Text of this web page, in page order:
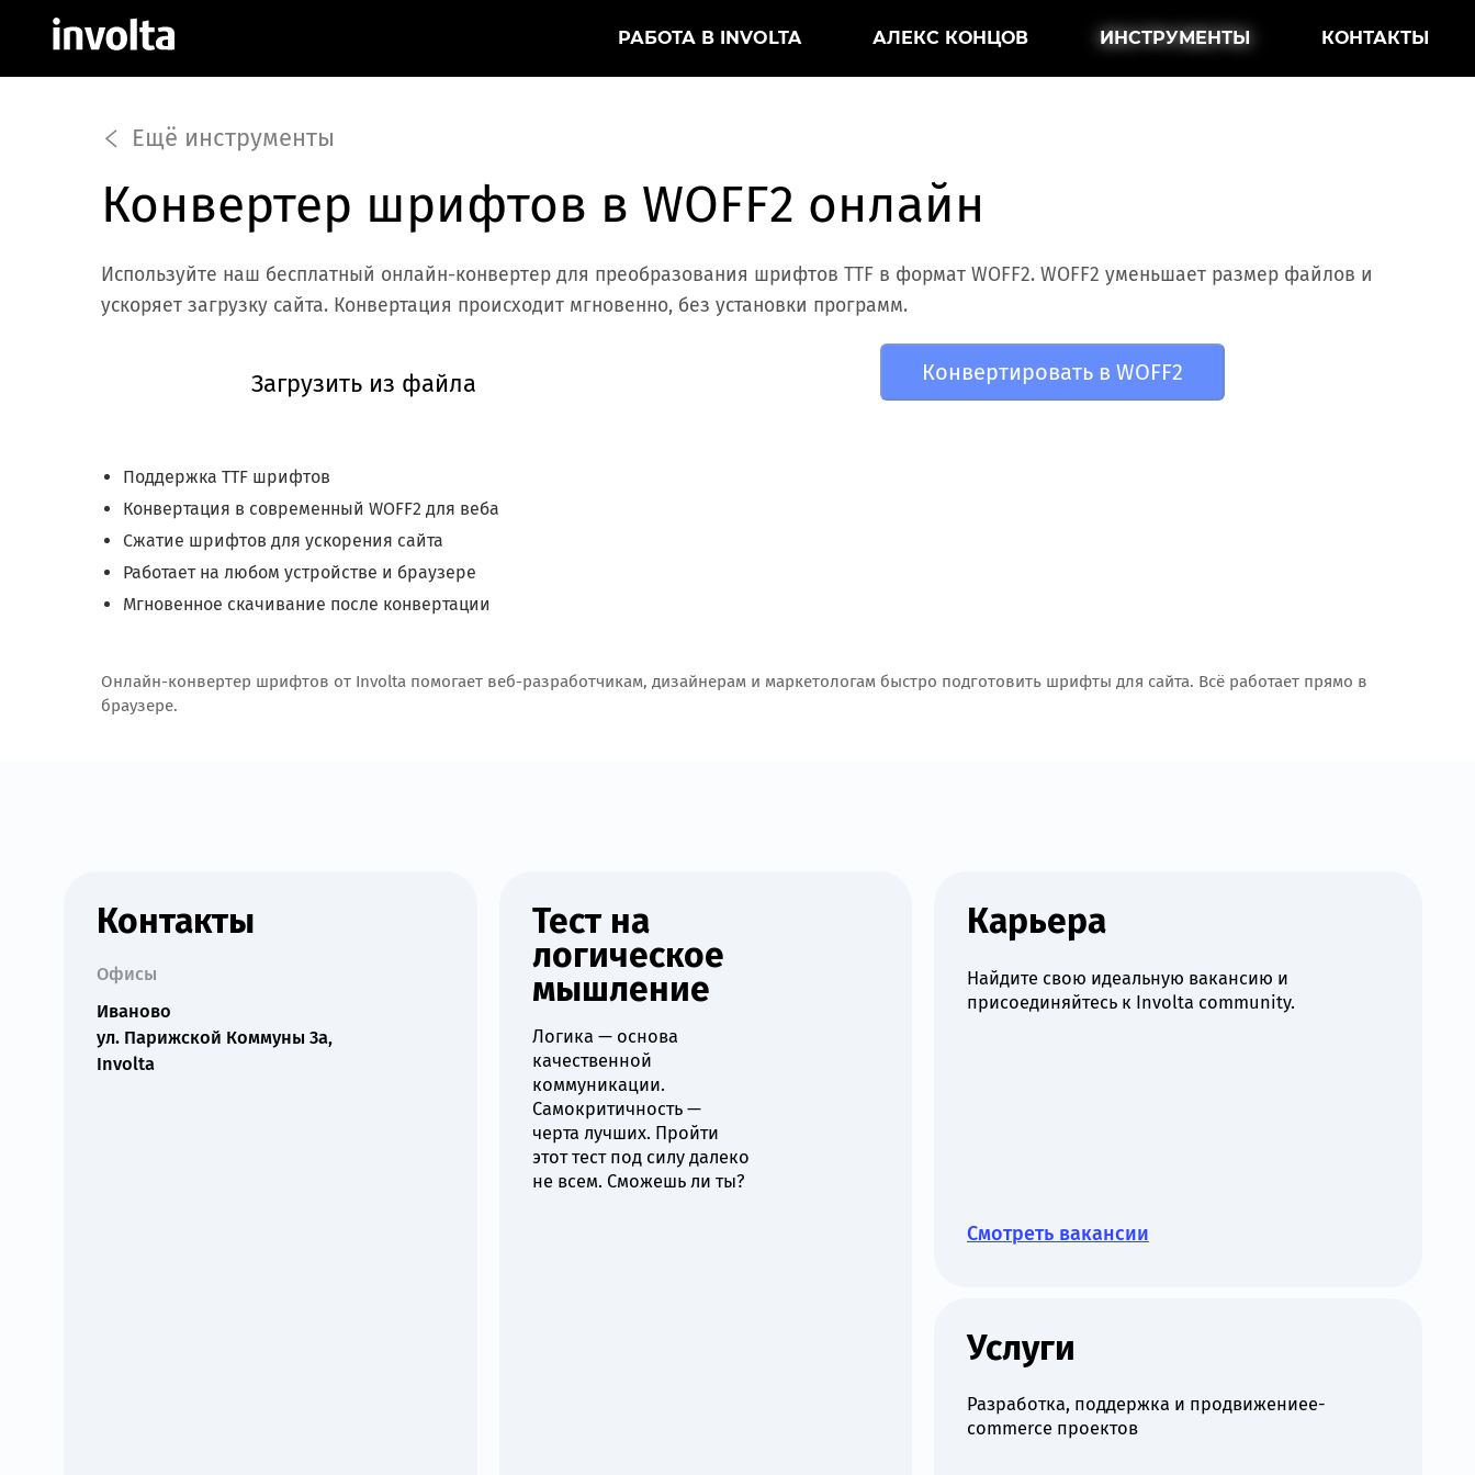
РАБОТА В INVOLTA АЛЕКС КОНЦОВ ИНСТРУМЕНТЫ КОНТАКТЫ
Ещё инструменты
Конвертер шрифтов в WOFF2 онлайн
Используйте наш бесплатный онлайн-конвертер для преобразования шрифтов TTF в формат WOFF2. WOFF2 уменьшает размер файлов и
ускоряет загрузку сайта. Конвертация происходит мгновенно, без установки программ.
Загрузить из файла Конвертировать в WOFF2
Поддержка TTF шрифтов
Конвертация в современный WOFF2 для веба
Сжатие шрифтов для ускорения сайта
Работает на любом устройстве и браузере
Мгновенное скачивание после конвертации
Онлайн-конвертер шрифтов от Involta помогает веб-разработчикам, дизайнерам и маркетологам быстро подготовить шрифты для сайта. Всё работает прямо в
браузере.